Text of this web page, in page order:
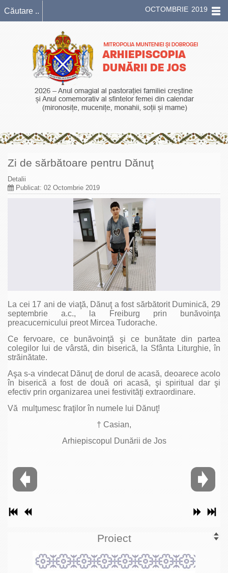
OCTOMBRIE 2019
Zi de sărbătoare pentru Dănuţ
Detalii
Publicat: 02 Octombrie 2019
La cei 17 ani de viaţă, Dănuţ a fost sărbătorit Duminică, 29
septembrie a.c., la Freiburg prin bunăvoinţa
preacucernicului preot Mircea Tudorache.
Ce fervoare, ce bunăvoinţă şi ce bunătate din partea
colegilor lui de vârstă, din biserică, la Sfânta Liturghie, în
străinătate.
Aşa s-a vindecat Dănuţ de dorul de acasă, deoarece acolo
în biserică a fost de două ori acasă, şi spiritual dar şi
efectiv prin organizarea unei festivităţi extraordinare.
Vă mulţumesc fraţilor în numele lui Dănuţ!
† Casian,
Arhiepiscopul Dunării de Jos
Proiect